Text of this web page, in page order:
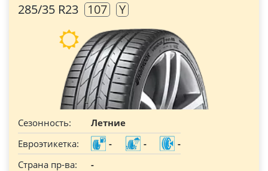
285/35 R23 107 Y
Сезонность:
Летние
Евроэтикетка:
- -
-
Страна пр-ва:
-